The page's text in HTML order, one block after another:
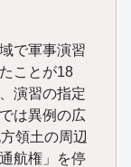
で軍事演習
ことが18
演習の指定
は異例の広
領土の周辺
航権」を停